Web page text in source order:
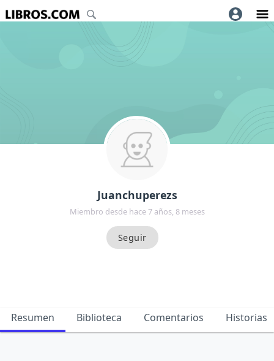
Juanchuperezs
Miembro desde hace 7 años, 8 meses
Resumen Biblioteca Comentarios Historias